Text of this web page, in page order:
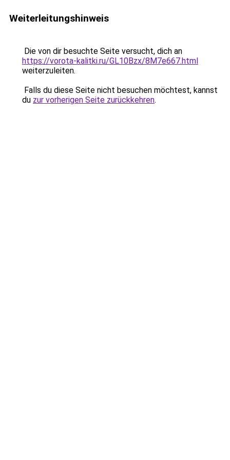
Weiterleitungshinweis
Die von dir besuchte Seite versucht, dich an
https://vorota-kalitki.ru/GL10Bzx/8M7e667.html
weiterzuleiten.
Falls du diese Seite nicht besuchen möchtest, kannst
du zur vorherigen Seite zurückkehren.